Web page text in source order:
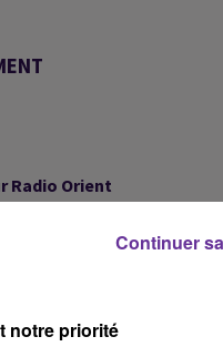
Radio Orient
et ses invités
aux défis du
de la médecine,
dans le monde
notre priorité
Continuer